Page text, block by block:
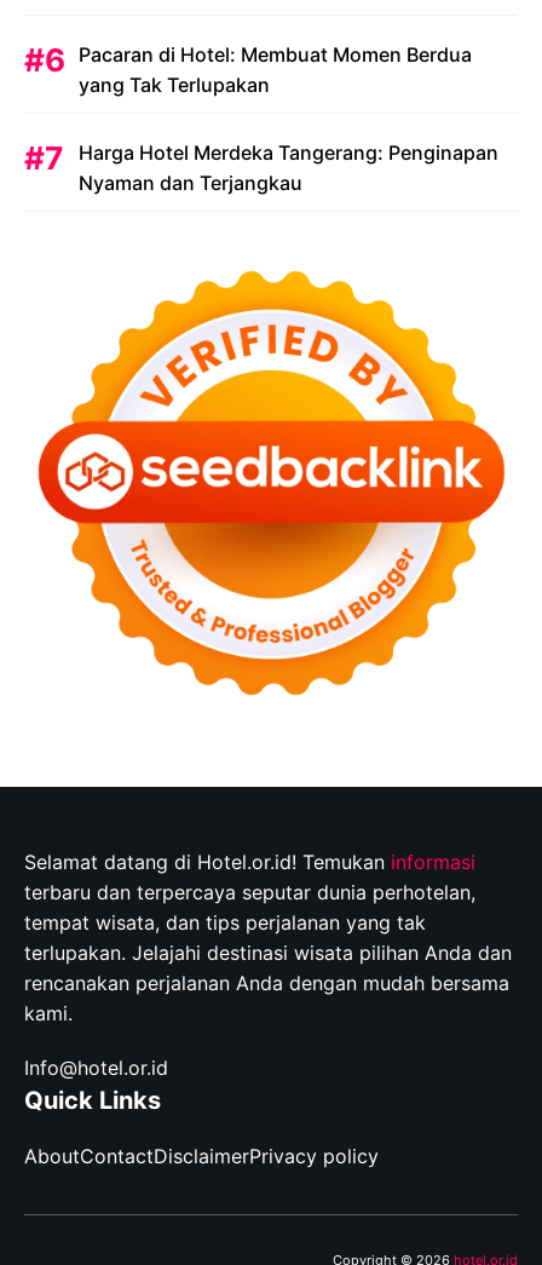
Pacaran di Hotel: Membuat Momen Berdua
yang Tak Terlupakan
Harga Hotel Merdeka Tangerang: Penginapan
Nyaman dan Terjangkau
Selamat datang di Hotel.or.id! Temukan informasi
terbaru dan terpercaya seputar dunia perhotelan,
tempat wisata, dan tips perjalanan yang tak
terlupakan. Jelajahi destinasi wisata pilihan Anda dan
rencanakan perjalanan Anda dengan mudah bersama
kami.
Info@hotel.or.id
Quick Links
AboutContactDisclaimerPrivacy policy
Copyright © 2026 hotel.or.id